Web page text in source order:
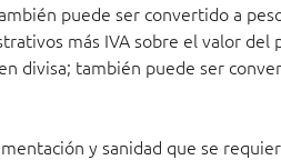
puede ser convertido a
más IVA sobre el valor
divisa; también puede ser
y sanidad que se